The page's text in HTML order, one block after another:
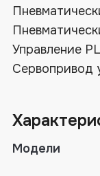
Управление
Сервопривод
Магнитный
Устройство
Модели